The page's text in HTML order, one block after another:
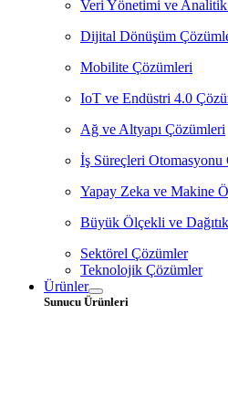
Veri Yönetimi ve
Dijital Dönüşüm
Mobilite Çözümleri
IoT ve Endüstri 4.0
Ağ ve Altyapı Çözümleri
İş Süreçleri Otomasyonu
Yapay Zeka ve Makine
Büyük Ölçekli ve
Sektörel Çözümler
Teknolojik Çözümler
Ürünler
Sunucu Ürünleri